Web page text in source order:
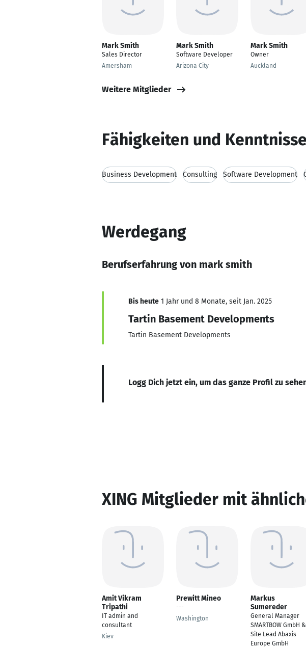
Mark Smith
Sales Director
Amersham
Mark Smith
Software Developer
Arizona City
Mark Smith
Owner
Auckland
Weitere Mitglieder
Fähigkeiten und Kenntnisse
Business Development Consulting Software Development
Werdegang
Berufserfahrung von mark smith
Bis heute 1 Jahr und 8 Monate, seit Jan. 2025
Tartin Basement Developments
Tartin Basement Developments
Logg Dich jetzt ein, um das ganze Profil zu
XING Mitglieder mit
Amit Vikram
Tripathi
IT admin and
consultant
Kiev
Prewitt Mineo
---
Washington
Markus
Sumereder
General Manager
SMARTBOW GmbH &
Site Lead Abaxis
Europe GmbH